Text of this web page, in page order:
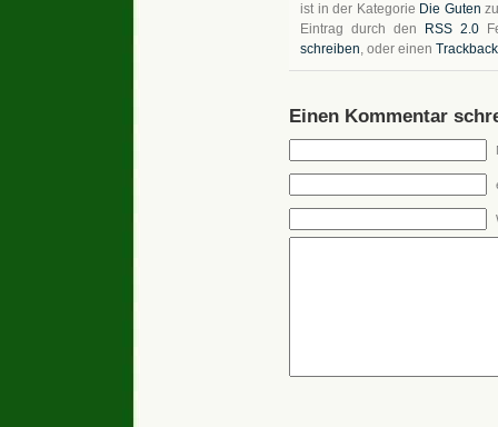
ist in der Kategorie Die Guten
Eintrag durch den
RSS 2.0
schreiben, oder einen Trackback
Einen Kommentar